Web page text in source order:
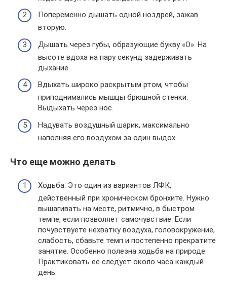
Попеременно дышать одной ноздрей, зажав
вторую.
Дышать через губы, образующие букву «О». На
высоте вдоха на пару секунд задерживать
дыхание.
Вдыхать широко раскрытым ртом, чтобы
приподнимались мышцы брюшной стенки.
Выдыхать через нос.
Надувать воздушный шарик, максимально
наполняя его воздухом за один выдох.
Что еще можно делать
Ходьба. Это один из вариантов ЛФК,
действенный при хроническом бронхите. Нужно
вышагивать на месте, ритмично, в быстром
темпе, если позволяет самочувствие. Если
почувствуете нехватку воздуха, головокружение,
слабость, сбавьте темп и постепенно прекратите
занятие. Особенно полезна ходьба на природе.
Практиковать ее следует около часа каждый
день.